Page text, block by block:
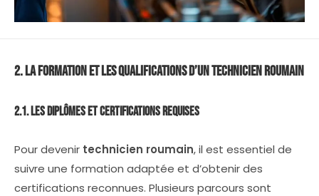
2. La Formation et les Qualifications d’un Technicien Roumain
2.1. Les Diplômes et Certifications Requises
Pour devenir technicien roumain, il est essentiel de
suivre une formation adaptée et d’obtenir des
certifications reconnues. Plusieurs parcours sont